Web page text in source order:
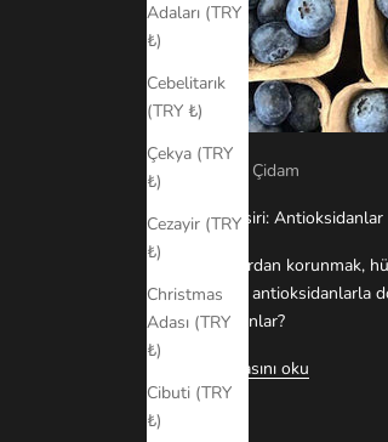
Adaları (TRY
₺)
Cebelitarık
(TRY ₺)
Çekya (TRY
₺)
Cezayir (TRY
₺)
Christmas
Adası (TRY
₺)
Cibuti (TRY
₺)
Yazar: Eda Çidam
Gençlik iksiri: Antioksidanlar
Hastalıklardan korunmak,
olmak için antioksidanlarla
antioksidanlar?
Daha fazlasını oku